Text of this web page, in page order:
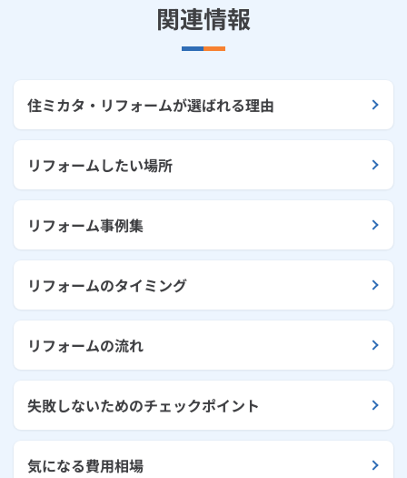
関連情報
住ミカタ・リフォームが選ばれる理由
リフォームしたい場所
リフォーム事例集
リフォームのタイミング
リフォームの流れ
失敗しないためのチェックポイント
気になる費用相場